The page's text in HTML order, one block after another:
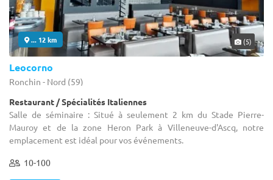
... 12 km (5)
Leocorno
Ronchin - Nord (59)
Restaurant / Spécialités Italiennes
Salle de séminaire : Situé à seulement 2 km du Stade Pierre-
Mauroy et de la zone Heron Park à Villeneuve-d'Ascq, notre
emplacement est idéal pour vos événements.
10-100